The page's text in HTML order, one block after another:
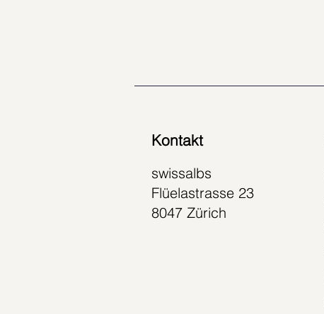
Kontakt
swissalbs
Flüelastrasse 23
8047 Zürich